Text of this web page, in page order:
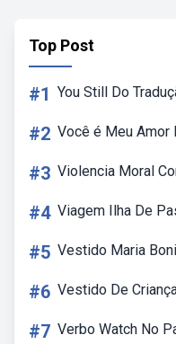
Top Post
#1 You Still Do
#2 Você é Meu Amor
#3 Violencia Moral
#4 Viagem Ilha De
#5 Vestido Maria
#6 Vestido De
#7 Verbo Watch No